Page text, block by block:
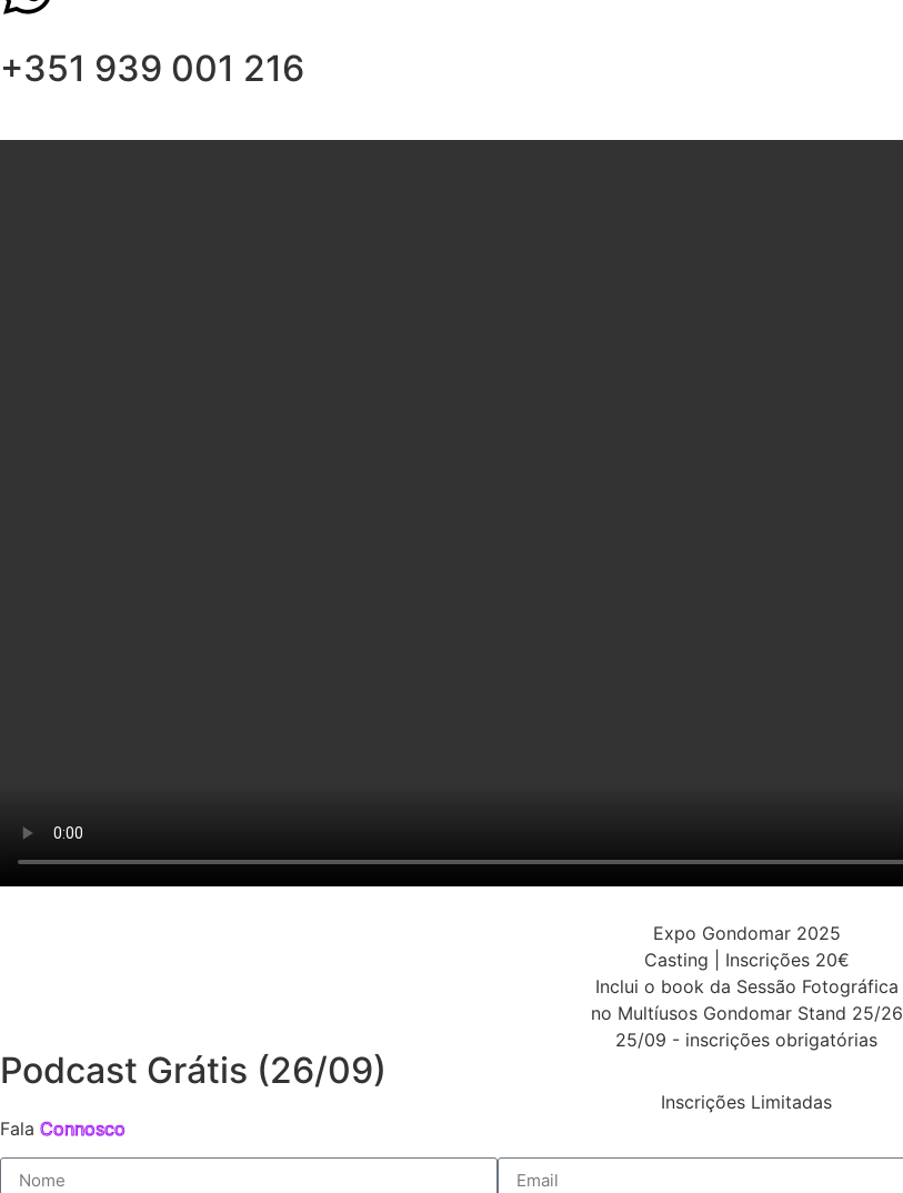
+351 939 001 216
Expo Gondomar 2025
Casting | Inscrições 20€
Inclui o book da Sessão Fotográfica
no Multíusos Gondomar Stand 25/26
25/09 - inscrições obrigatórias
Podcast Grátis (26/09)
Inscrições Limitadas
Fala Connosco